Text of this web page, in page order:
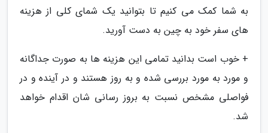
به شما کمک می کنیم تا بتوانید یک شمای کلی از هزینه
های سفر خود به چین به دست آورید.
+ خوب است بدانید تمامی این هزینه ها به صورت جداگانه
و مورد به مورد بررسی شده و به روز هستند و در آینده و در
فواصلی مشخص نسبت به بروز رسانی شان اقدام خواهد
شد.